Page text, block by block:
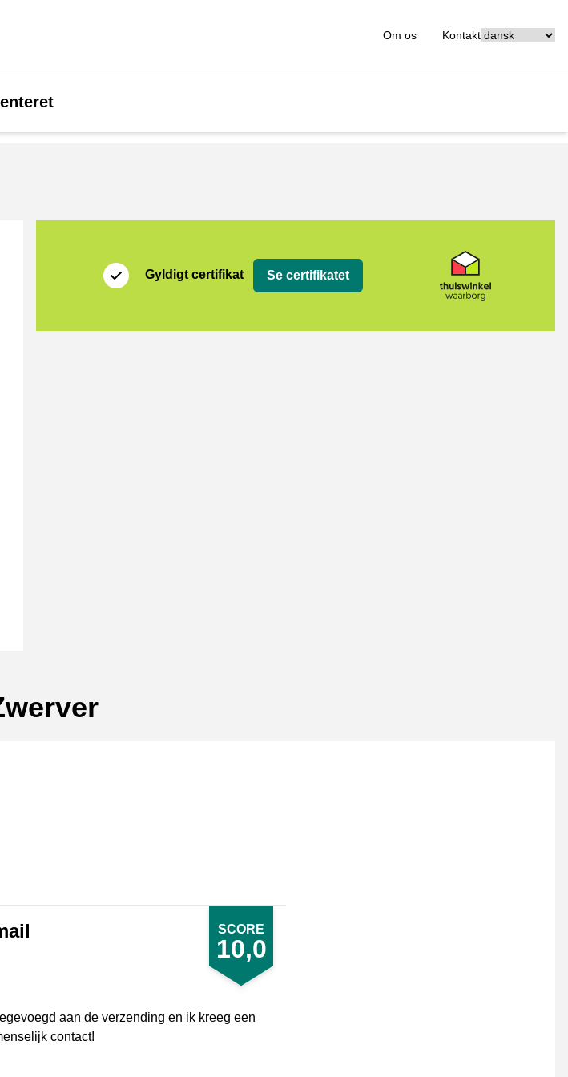
Om os Kontakt
Gyldigt certifikat Se certifikatet
SCORE
10,0
aan de verzending en ik kreeg een
contact!